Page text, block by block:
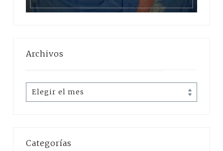
Archivos
Archivos
Categorías